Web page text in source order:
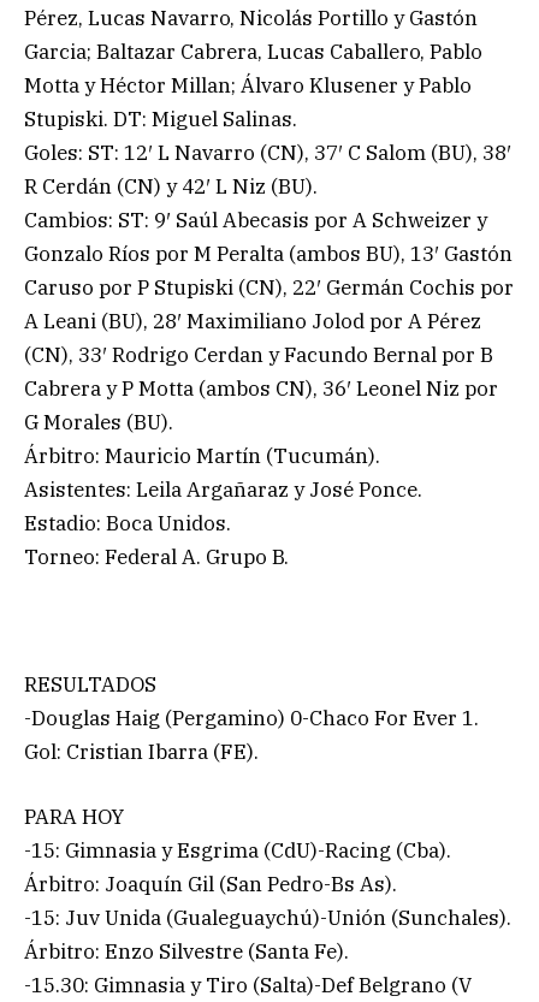
Pérez, Lucas Navarro, Nicolás Portillo y Gastón
Garcia; Baltazar Cabrera, Lucas Caballero, Pablo
Motta y Héctor Millan; Álvaro Klusener y Pablo
Stupiski. DT: Miguel Salinas.
Goles: ST: 12′ L Navarro (CN), 37′ C Salom (BU), 38′
R Cerdán (CN) y 42′ L Niz (BU).
Cambios: ST: 9′ Saúl Abecasis por A Schweizer y
Gonzalo Ríos por M Peralta (ambos BU), 13′ Gastón
Caruso por P Stupiski (CN), 22′ Germán Cochis por
A Leani (BU), 28′ Maximiliano Jolod por A Pérez
(CN), 33′ Rodrigo Cerdan y Facundo Bernal por B
Cabrera y P Motta (ambos CN), 36′ Leonel Niz por
G Morales (BU).
Árbitro: Mauricio Martín (Tucumán).
Asistentes: Leila Argañaraz y José Ponce.
Estadio: Boca Unidos.
Torneo: Federal A. Grupo B.
RESULTADOS
-Douglas Haig (Pergamino) 0-Chaco For Ever 1.
Gol: Cristian Ibarra (FE).
PARA HOY
-15: Gimnasia y Esgrima (CdU)-Racing (Cba).
Árbitro: Joaquín Gil (San Pedro-Bs As).
-15: Juv Unida (Gualeguaychú)-Unión (Sunchales).
Árbitro: Enzo Silvestre (Santa Fe).
-15.30: Gimnasia y Tiro (Salta)-Def Belgrano (V